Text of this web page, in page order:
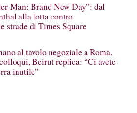
Man: Brand New Day”: dal
alla lotta contro
strade di Times Square
al tavolo negoziale a Roma.
Beirut replica: “Ci avete
inutile”